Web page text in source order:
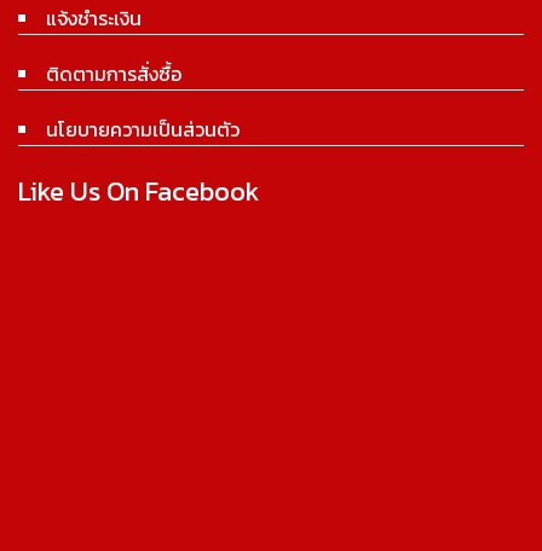
แจ้งชำระเงิน
ติดตามการสั่งซื้อ
นโยบายความเป็นส่วนตัว
Like Us On Facebook